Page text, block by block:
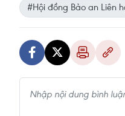
#Hội đồng Bảo an Liên